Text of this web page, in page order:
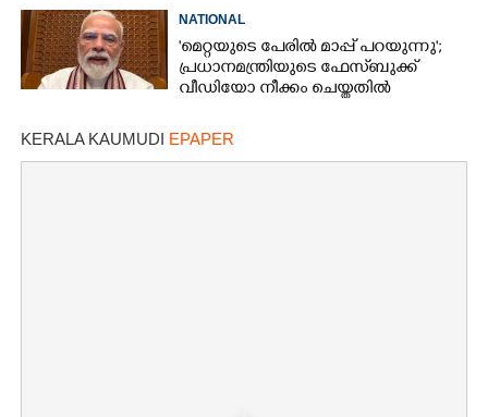
NATIONAL
'മെറ്റയുടെ പേരിൽ മാപ്പ് പറയുന്നു';
പ്രധാനമന്ത്രിയുടെ ഫേസ്‌ബുക്ക്
വീഡിയോ നീക്കം ചെയ്തതിൽ
KERALA KAUMUDI EPAPER